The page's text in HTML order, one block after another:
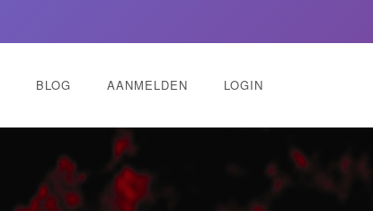
BLOG AANMELDEN LOGIN